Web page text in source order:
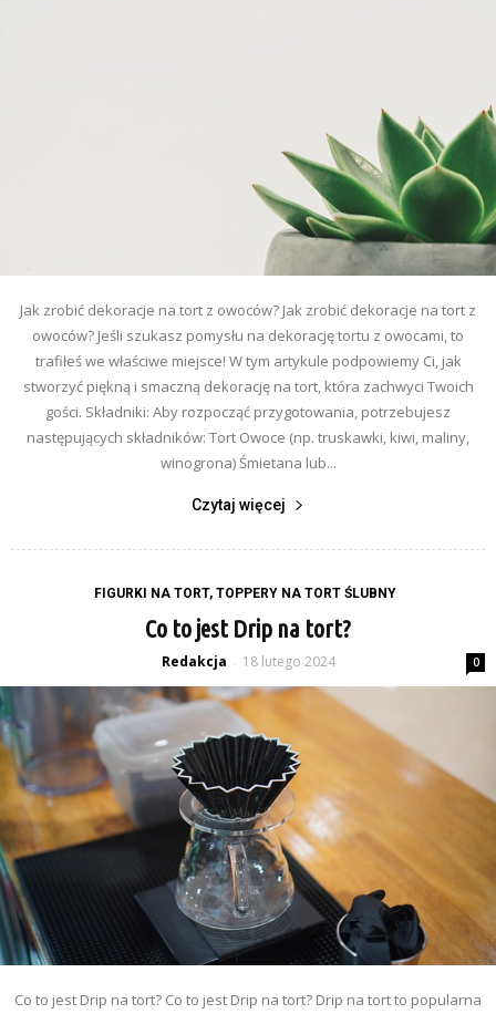
Jak zrobić dekoracje na tort z owoców? Jak zrobić dekoracje na tort z
owoców? Jeśli szukasz pomysłu na dekorację tortu z owocami, to
trafiłeś we właściwe miejsce! W tym artykule podpowiemy Ci, jak
stworzyć piękną i smaczną dekorację na tort, która zachwyci Twoich
gości. Składniki: Aby rozpocząć przygotowania, potrzebujesz
następujących składników: Tort Owoce (np. truskawki, kiwi, maliny,
winogrona) Śmietana lub...
Czytaj więcej
FIGURKI NA TORT, TOPPERY NA TORT ŚLUBNY
Co to jest Drip na tort?
Redakcja - 18 lutego 2024 0
Co to jest Drip na tort? Co to jest Drip na tort? Drip na tort to popularna